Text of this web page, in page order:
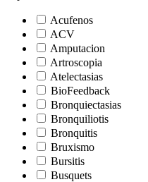
Acufenos
ACV
Amputacion
Artroscopia
Atelectasias
BioFeedback
Bronquiectasias
Bronquiliotis
Bronquitis
Bruxismo
Bursitis
Busquets